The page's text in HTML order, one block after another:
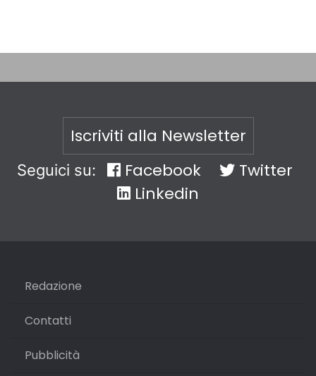
Iscriviti alla Newsletter
Seguici su: Facebook
Twitter
Linkedin
Redazione
Contatti
Pubblicità